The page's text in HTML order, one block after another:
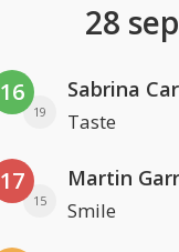
28
16
19
Sabrina
Taste
17
15
Martin
Smile